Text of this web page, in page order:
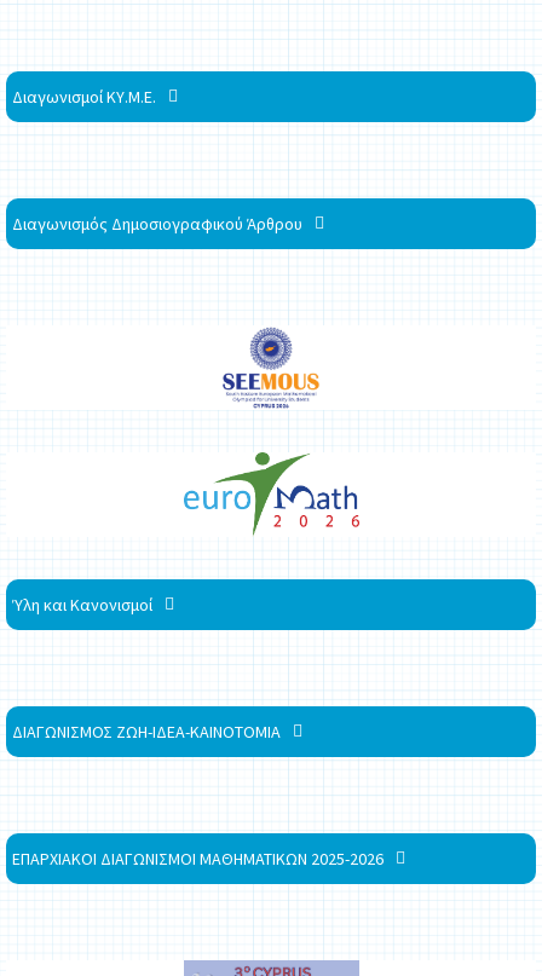
Διαγωνισμοί ΚΥ.Μ.Ε.
Διαγωνισμός Δημοσιογραφικού Άρθρου
Ύλη και Κανονισμοί
ΔΙΑΓΩΝΙΣΜΟΣ ΖΩΗ-ΙΔΕΑ-ΚΑΙΝΟΤΟΜΙΑ
ΕΠΑΡΧΙΑΚΟΙ ΔΙΑΓΩΝΙΣΜΟΙ ΜΑΘΗΜΑΤΙΚΩΝ 2025-2026